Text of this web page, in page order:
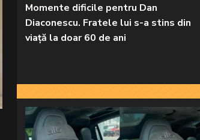
Momente dificile pentru Dan
Diaconescu. Fratele lui s-a stins din
viață la doar 60 de ani